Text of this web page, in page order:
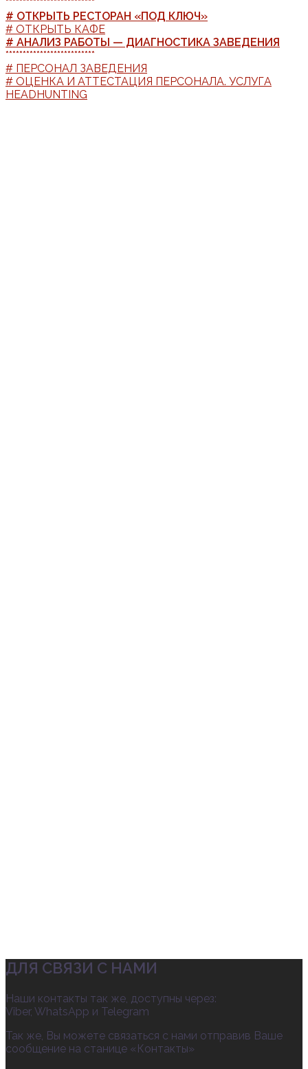
**************************
# ОТКРЫТЬ РЕСТОРАН «ПОД КЛЮЧ»
# ОТКРЫТЬ КАФЕ
# АНАЛИЗ РАБОТЫ — ДИАГНОСТИКА ЗАВЕДЕНИЯ
**************************
# ПЕРСОНАЛ ЗАВЕДЕНИЯ
# ОЦЕНКА И АТТЕСТАЦИЯ ПЕРСОНАЛА. УСЛУГА
HEADHUNTING
ДЛЯ СВЯЗИ С НАМИ
Наши контакты так же, доступны через:
Viber, WhatsApp и Telegram
Так же, Вы можете связаться с нами отправив Ваше
сообщение на станице «Контакты»